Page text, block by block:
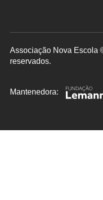
Facebook
Twitter
Associação Nova Escola
reservados.
Mantenedora: